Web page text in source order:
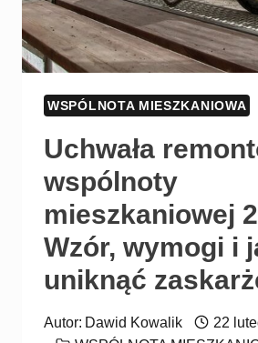
WSPÓLNOTA MIESZKANIOWA
Uchwała
wspólnoty
mieszkaniowej
Wzór, wymogi i
uniknąć
Autor: Dawid Kowalik
22